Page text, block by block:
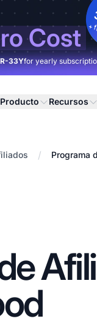
Cost +
33Yfor yearly
Producto Recursos
/ Programa